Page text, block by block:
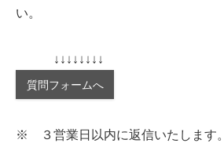
い。
↓↓↓↓↓↓↓↓
質問フォームへ
※ ３営業日以内に返信いたします。